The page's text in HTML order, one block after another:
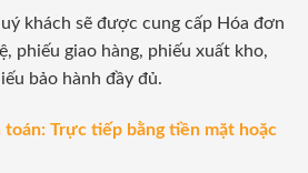
khách sẽ được cung cấp Hóa đơn
phiếu giao hàng, phiếu xuất kho,
bảo hành đầy đủ.
Trực tiếp bằng tiền mặt hoặc